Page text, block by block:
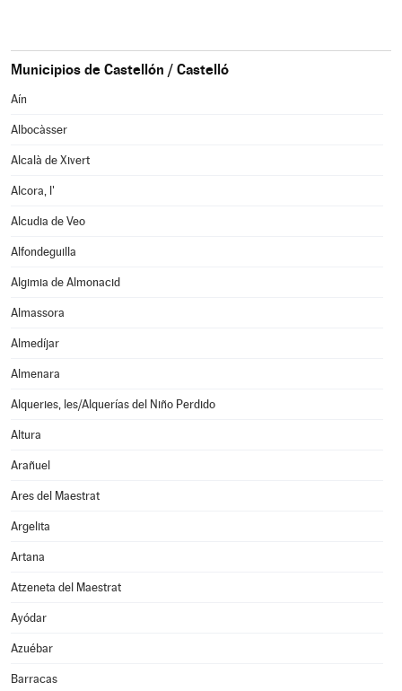
Municipios de Castellón / Castelló
Aín
Albocàsser
Alcalà de Xivert
Alcora, l'
Alcudia de Veo
Alfondeguilla
Algimia de Almonacid
Almassora
Almedíjar
Almenara
Alqueries, les/Alquerías del Niño Perdido
Altura
Arañuel
Ares del Maestrat
Argelita
Artana
Atzeneta del Maestrat
Ayódar
Azuébar
Barracas